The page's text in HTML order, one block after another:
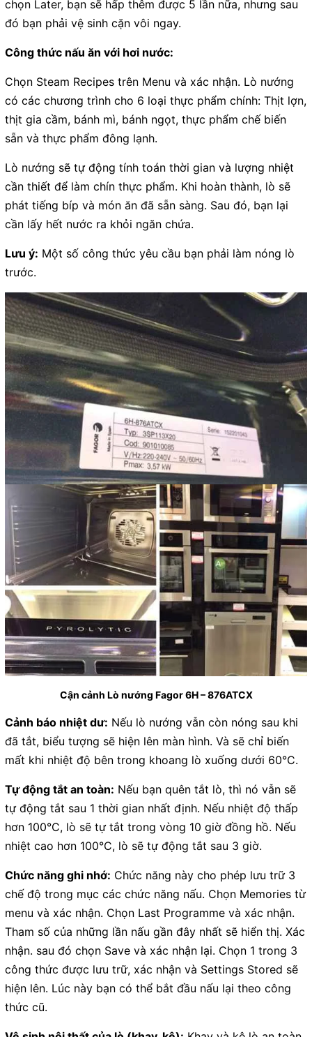
chọn Later, bạn sẽ hấp thêm được 5 lần nữa, nhưng sau
đó bạn phải vệ sinh cặn vôi ngay.
Công thức nấu ăn với hơi nước:
Chọn Steam Recipes trên Menu và xác nhận. Lò nướng
có các chương trình cho 6 loại thực phẩm chính: Thịt lợn,
thịt gia cầm, bánh mì, bánh ngọt, thực phẩm chế biến
sẵn và thực phẩm đông lạnh.
Lò nướng sẽ tự động tính toán thời gian và lượng nhiệt
cần thiết để làm chín thực phẩm. Khi hoàn thành, lò sẽ
phát tiếng bíp và món ăn đã sẵn sàng. Sau đó, bạn lại
cần lấy hết nước ra khỏi ngăn chứa.
Lưu ý: Một số công thức yêu cầu bạn phải làm nóng lò
trước.
Cận cảnh Lò nướng Fagor 6H – 876ATCX
Cảnh báo nhiệt dư: Nếu lò nướng vẫn còn nóng sau khi
đã tắt, biểu tượng sẽ hiện lên màn hình. Và sẽ chỉ biến
mất khi nhiệt độ bên trong khoang lò xuống dưới 60°C.
Tự động tắt an toàn: Nếu bạn quên tắt lò, thì nó vẫn sẽ
tự động tắt sau 1 thời gian nhất định. Nếu nhiệt độ thấp
hơn 100°C, lò sẽ tự tắt trong vòng 10 giờ đồng hồ. Nếu
nhiệt cao hơn 100°C, lò sẽ tự động tắt sau 3 giờ.
Chức năng ghi nhớ: Chức năng này cho phép lưu trữ 3
chế độ trong mục các chức năng nấu. Chọn Memories từ
menu và xác nhận. Chọn Last Programme và xác nhận.
Tham số của những lần nấu gần đây nhất sẽ hiển thị. Xác
nhận. sau đó chọn Save và xác nhận lại. Chọn 1 trong 3
công thức được lưu trữ, xác nhận và Settings Stored sẽ
hiện lên. Lúc này bạn có thể bắt đầu nấu lại theo công
thức cũ.